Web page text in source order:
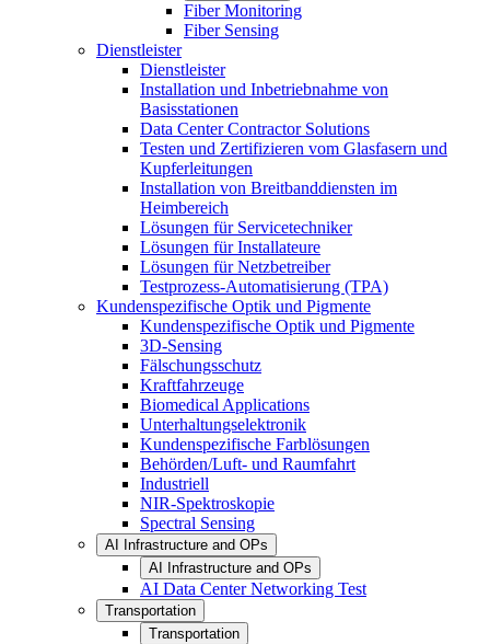
Fiber Monitoring
Fiber Sensing
Dienstleister
Dienstleister
Installation und Inbetriebnahme von
Basisstationen
Data Center Contractor Solutions
Testen und Zertifizieren vom Glasfasern und
Kupferleitungen
Installation von Breitbanddiensten im
Heimbereich
Lösungen für Servicetechniker
Lösungen für Installateure
Lösungen für Netzbetreiber
Testprozess-Automatisierung (TPA)
Kundenspezifische Optik und Pigmente
Kundenspezifische Optik und Pigmente
3D-Sensing
Fälschungsschutz
Kraftfahrzeuge
Biomedical Applications
Unterhaltungselektronik
Kundenspezifische Farblösungen
Behörden/Luft- und Raumfahrt
Industriell
NIR-Spektroskopie
Spectral Sensing
AI Infrastructure and OPs
AI Infrastructure and OPs
AI Data Center Networking Test
Transportation
Transportation